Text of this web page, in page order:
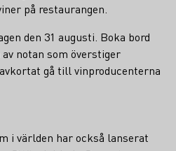
på restaurangen.
den 31 augusti. Boka bord
notan som överstiger
gå till vinproducenterna
i världen har också lanserat